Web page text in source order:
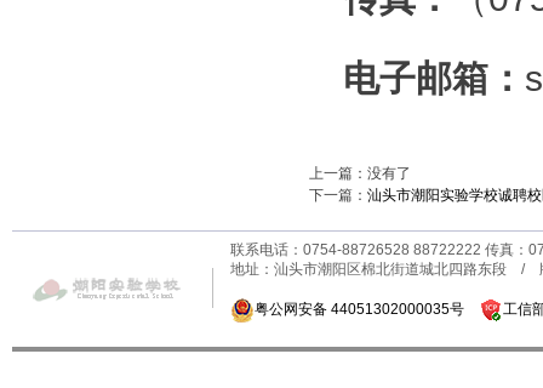
电子邮箱：
上一篇：没有了
下一篇： 汕头市潮阳实验学校诚聘
联系电话：0754-88726528 88722222 传真
地址：汕头市潮阳区棉北街道城北四路东段 /
粤公网安备 44051302000035号 工信